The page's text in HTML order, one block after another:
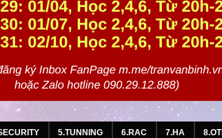
5.TUNNING 6.RAC 7.HA